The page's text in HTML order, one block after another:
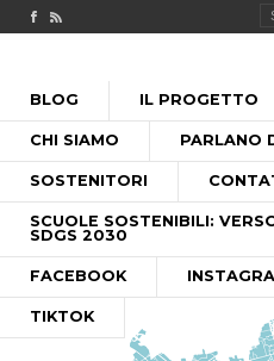
Check out our Facebook page
MILANO FUORICLASSE RSS
MENU
PASSA
CONTENUTO
BLOG IL PROGETTO
CHI SIAMO PARLANO
SOSTENITORI
SCUOLE SOSTENIBILI:
SDGS 2030
FACEBOOK
TIKTOK